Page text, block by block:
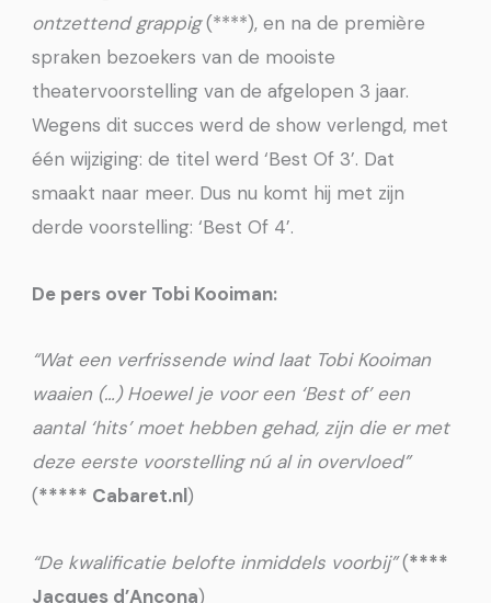
ontzettend grappig(****), en na de première
spraken bezoekers van de mooiste
theatervoorstelling van de afgelopen 3 jaar.
Wegens dit succes werd de show verlengd, met
één wijziging: de titel werd ‘Best Of 3’. Dat
smaakt naar meer. Dus nu komt hij met zijn
derde voorstelling: ‘Best Of 4’.
De pers over Tobi Kooiman:
“Wat een verfrissende wind laat Tobi Kooiman
waaien (…) Hoewel je voor een ‘Best of’ een
aantal ‘hits’ moet hebben gehad, zijn die er met
deze eerste voorstelling nú al in overvloed”
(***** Cabaret.nl)
“De kwalificatie belofte inmiddels voorbij”(****
Jacques d’Ancona)